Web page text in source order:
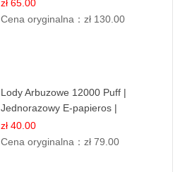
zł 65.00
Cena oryginalna：zł 130.00
Lody Arbuzowe 12000 Puff |
Jednorazowy E-papieros |
Deserowy Smak
zł 40.00
Cena oryginalna：zł 79.00